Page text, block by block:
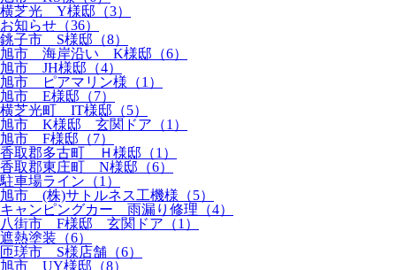
横芝光 Y様邸（3）
お知らせ（36）
銚子市 S様邸（8）
旭市 海岸沿い K様邸（6）
旭市 JH様邸（4）
旭市 ピアマリン様（1）
旭市 E様邸（7）
横芝光町 IT様邸（5）
旭市 K様邸 玄関ドア（1）
旭市 F様邸（7）
香取郡多古町 Ｈ様邸（1）
香取郡東庄町 N様邸（6）
駐車場ライン（1）
旭市 (株)サトルネス工機様（5）
キャンピングカー 雨漏り修理（4）
八街市 F様邸 玄関ドア（1）
遮熱塗装（6）
匝瑳市 S様店舗（6）
旭市 UY様邸（8）